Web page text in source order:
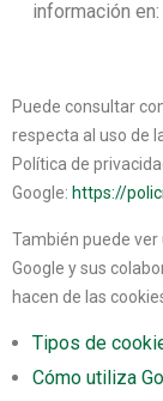
información en:
Puede consultar
respecta al uso de
Política de
Google: https://
También puede ver
Google y sus
hacen de las
Tipos de
Cómo utiliza